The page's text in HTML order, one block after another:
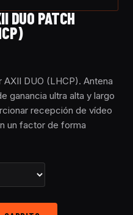
DUO PATCH
DUO (LHCP). Antena
ganancia ultra alta y largo
recepción de vídeo
un factor de forma